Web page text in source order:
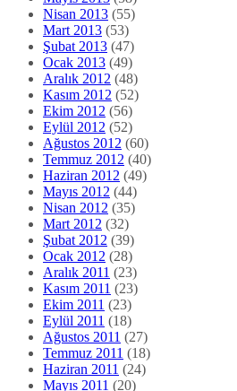
Nisan 2013 (55)
Mart 2013 (53)
Şubat 2013 (47)
Ocak 2013 (49)
Aralık 2012 (48)
Kasım 2012 (52)
Ekim 2012 (56)
Eylül 2012 (52)
Ağustos 2012 (60)
Temmuz 2012 (40)
Haziran 2012 (49)
Mayıs 2012 (44)
Nisan 2012 (35)
Mart 2012 (32)
Şubat 2012 (39)
Ocak 2012 (28)
Aralık 2011 (23)
Kasım 2011 (23)
Ekim 2011 (23)
Eylül 2011 (18)
Ağustos 2011 (27)
Temmuz 2011 (18)
Haziran 2011 (24)
Mayıs 2011 (20)